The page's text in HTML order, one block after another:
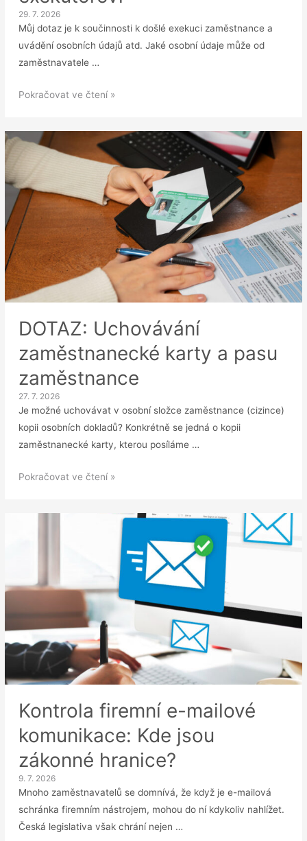
29. 7. 2026
Můj dotaz je k součinnosti k došlé exekuci zaměstnance a
uvádění osobních údajů atd. Jaké osobní údaje může od
zaměstnavatele …
DOTAZ:
údajů
exekutorovi
Pokračovat ve čtení »
DOTAZ: Uchovávání
zaměstnanecké karty a pasu
zaměstnance
27. 7. 2026
Je možné uchovávat v osobní složce zaměstnance (cizince)
kopii osobních dokladů? Konkrétně se jedná o kopii
zaměstnanecké karty, kterou posíláme …
DOTAZ:
Pokračovat ve čtení »
Kontrola firemní e-mailové
komunikace: Kde jsou
zákonné hranice?
9. 7. 2026
Mnoho zaměstnavatelů se domnívá, že když je e-mailová
schránka firemním nástrojem, mohou do ní kdykoliv nahlížet.
Česká legislativa však chrání nejen …